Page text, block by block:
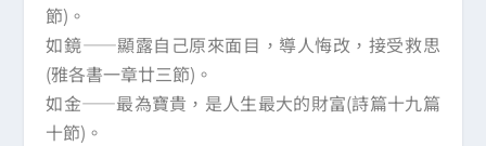
節)。
如鏡——顯露自己原來面目，導人悔改，接受救思
(雅各書一章廿三節)。
如金——最為寶貴，是人生最大的財富(詩篇十九篇
十節)。